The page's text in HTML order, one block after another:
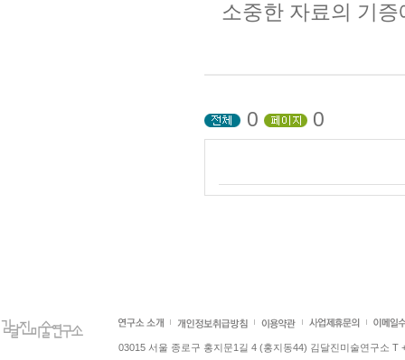
소중한 자료의 기
0 0
03015 서울 종로구 홍지문1길 4 (홍지동44) 김달진미술연구소 T